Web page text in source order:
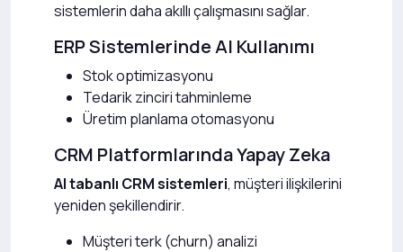
sistemlerin daha akıllı çalışmasını sağlar.
ERP Sistemlerinde AI Kullanımı
Stok optimizasyonu
Tedarik zinciri tahminleme
Üretim planlama otomasyonu
CRM Platformlarında Yapay Zeka
AI tabanlı CRM sistemleri, müşteri ilişkilerini
yeniden şekillendirir.
Müşteri terk (churn) analizi